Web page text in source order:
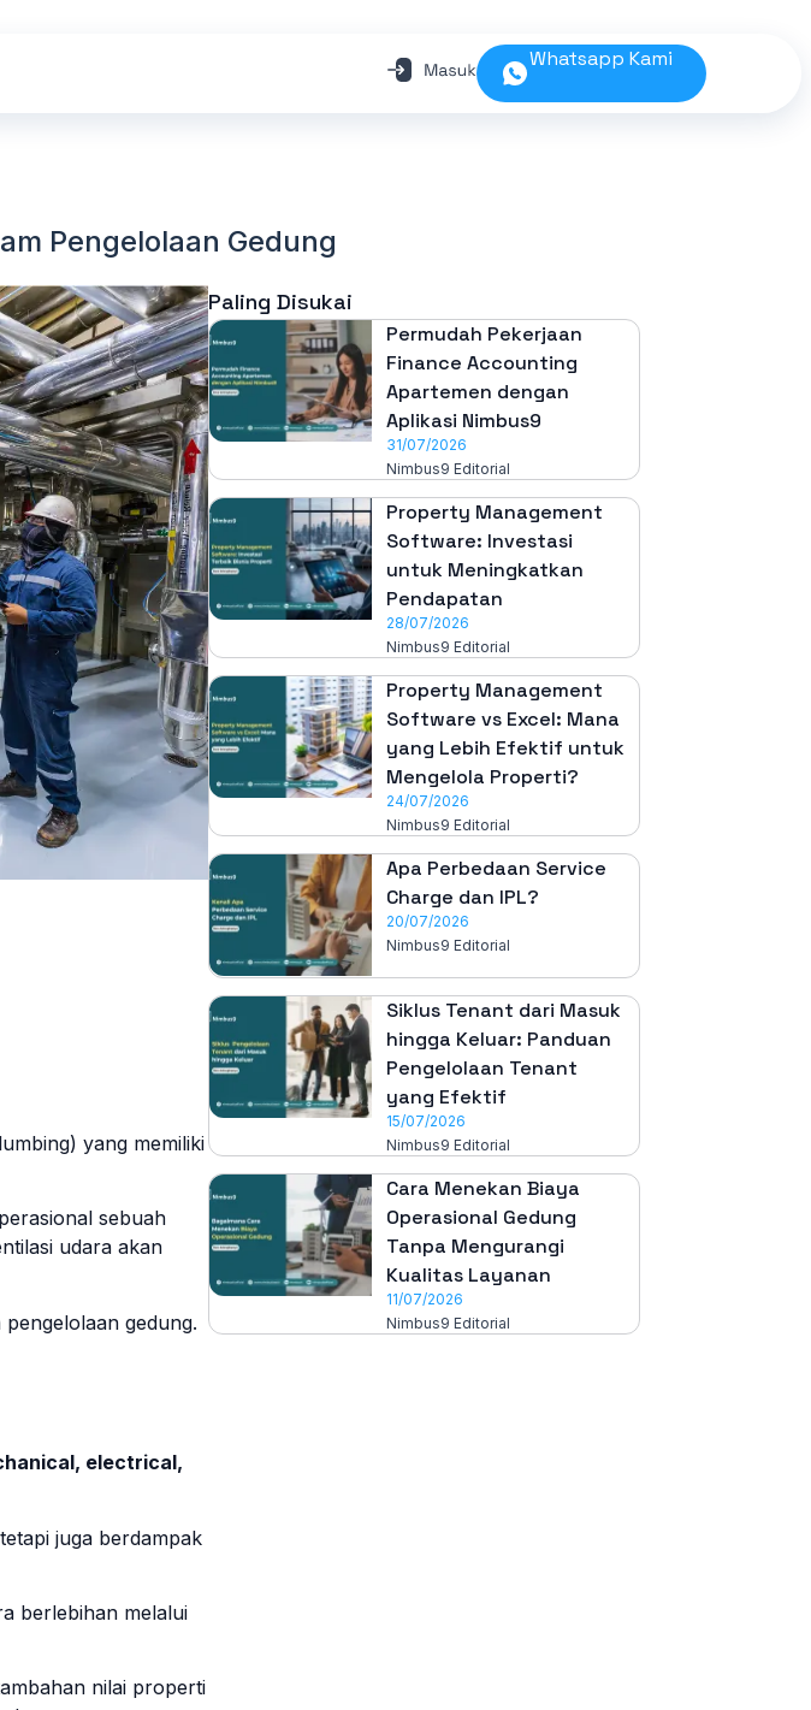
Whatsapp Kami
Pengelolaan Gedung
yang memiliki
sebuah
udara akan
gedung.
electrical,
juga berdampak
berlebihan melalui
nilai properti
Paling Disukai
Permudah Pekerjaan
Finance Accounting
Apartemen dengan
Aplikasi Nimbus9
31/07/2026
Nimbus9 Editorial
Property Management
Software: Investasi
untuk Meningkatkan
Pendapatan
28/07/2026
Nimbus9 Editorial
Property Management
Software vs Excel: Mana
yang Lebih Efektif untuk
Mengelola Properti?
24/07/2026
Nimbus9 Editorial
Apa Perbedaan Service
Charge dan IPL?
20/07/2026
Nimbus9 Editorial
Siklus Tenant dari Masuk
hingga Keluar: Panduan
Pengelolaan Tenant
yang Efektif
15/07/2026
Nimbus9 Editorial
Cara Menekan Biaya
Operasional Gedung
Tanpa Mengurangi
Kualitas Layanan
11/07/2026
Nimbus9 Editorial